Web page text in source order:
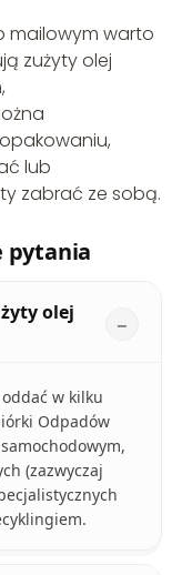
mailowym warto
zużyty olej
lub
zabrać ze sobą.
pytania
olej
w kilku
Odpadów
(zazwyczaj